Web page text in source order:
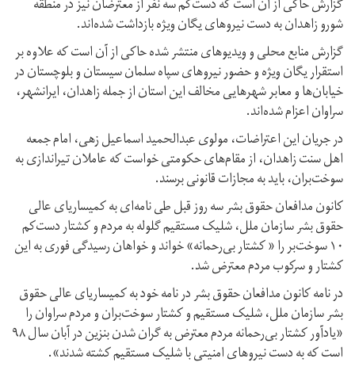
گزارش‌ حاکی از آن است که دست‌کم سه نفر از معترضان نیز در منطقه
شورو زاهدان به دست نیروهای یگان ویژه بازداشت شده‌اند.
گزارش منابع محلی و ویدیوهای منتشر شده حاکی از آن است که علاوه بر
استقرار یگان ویژه و حضور نیروهای سپاه سلمان سیستان و بلوچستان در
خیابان‌ها و معابر شهرهایی مخالف این استان از جمله زاهدان، ایرانشهر،
سراوان اعزام شده‌اند.
در جریان این اعتراضات، مولوی عبدالحمید اسماعیل زهی، امام جمعه
اهل سنت زاهدان، از مقام‌های حکومتی خواست که عاملان تیراندازی به
سوخت‌بران، باید به مجازات قانونی برسند.
کانون مدافعان حقوق بشر سه روز قبل طی نامه‌ای به کمیساریای عالی
حقوق بشر سازمان ملل، شلیک مستقیم گلوله به مردم و کشتار دست‌کم
۱۰ سوخت‌بر را « کشتار بی‌رحمانه» خواند و خواهان رسیدگی فوری به این
کشتار و سرکوب مردم معترض شد.
در نامه کانون مدافعان حقوق بشر در نامه خود به کمیساریای عالی حقوق
بشر سازمان ملل، شلیک مستقیم و کشتار سوخت‌بران و مردم سراوان را
«یادآور کشتار بی‌رحمانه مردم معترض به گران شدن بنزین در آبان سال ۹۸
است که به دست نیروهای امنیتی با شلیک مستقیم کشته شدند».